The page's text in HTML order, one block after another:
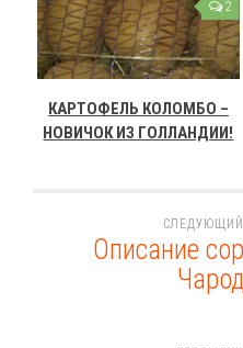
2
КАРТОФЕЛЬ КОЛОМБО –
НОВИЧОК ИЗ ГОЛЛАНДИИ!
СЛЕДУЮЩИЙ
Описание